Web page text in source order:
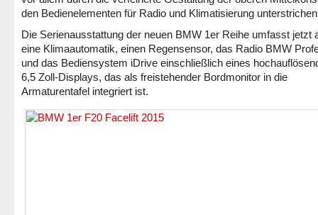
den Bedienelementen für Radio und Klimatisierung
Die Serienausstattung der neuen BMW 1er Reihe umfasst jetzt
eine Klimaautomatik, einen Regensensor, das Radio BMW
und das Bediensystem iDrive einschließlich eines
6,5 Zoll-Displays, das als freistehender Bordmonitor in die
Armaturentafel integriert ist.